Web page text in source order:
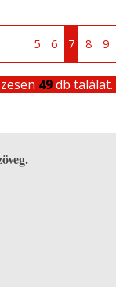
5 6 7 8 9
49db találat.